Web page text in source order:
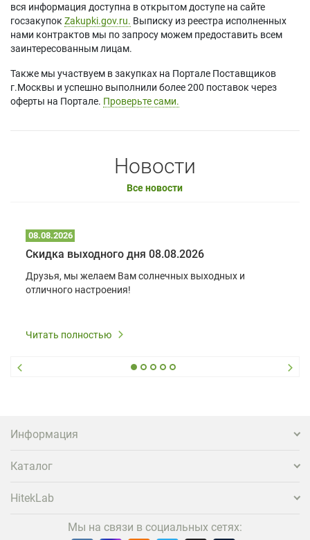
вся информация доступна в открытом доступе на сайте
госзакупок Zakupki.gov.ru. Выписку из реестра исполненных
нами контрактов мы по запросу можем предоставить всем
заинтересованным лицам.
Также мы участвуем в закупках на Портале Поставщиков
г.Москвы и успешно выполнили более 200 поставок через
оферты на Портале. Проверьте сами.
Новости
Все новости
08.08.2026
Скидка выходного дня 08.08.2026
Друзья, мы желаем Вам солнечных выходных и
отличного настроения!
Читать полностью
Информация
Каталог
HitekLab
Мы на связи в социальных сетях: